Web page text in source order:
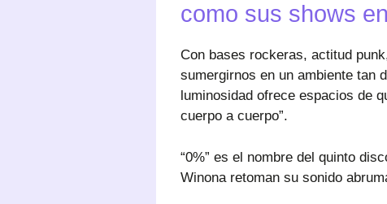
como sus shows
Con bases rockeras, actitud
sumergirnos en un ambiente tan
luminosidad ofrece espacios de
cuerpo a cuerpo”.
“0%” es el nombre del quinto
Winona retoman su sonido